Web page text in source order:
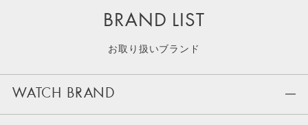
BRAND LIST
お取り扱いブランド
WATCH BRAND